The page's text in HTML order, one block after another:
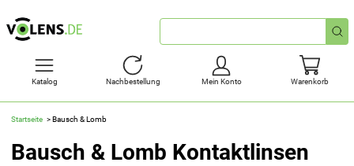
Schnellsuche
Katalog Nachbestellung Mein Konto Warenkorb
Startseite Bausch & Lomb
Bausch & Lomb Kontaktlinsen